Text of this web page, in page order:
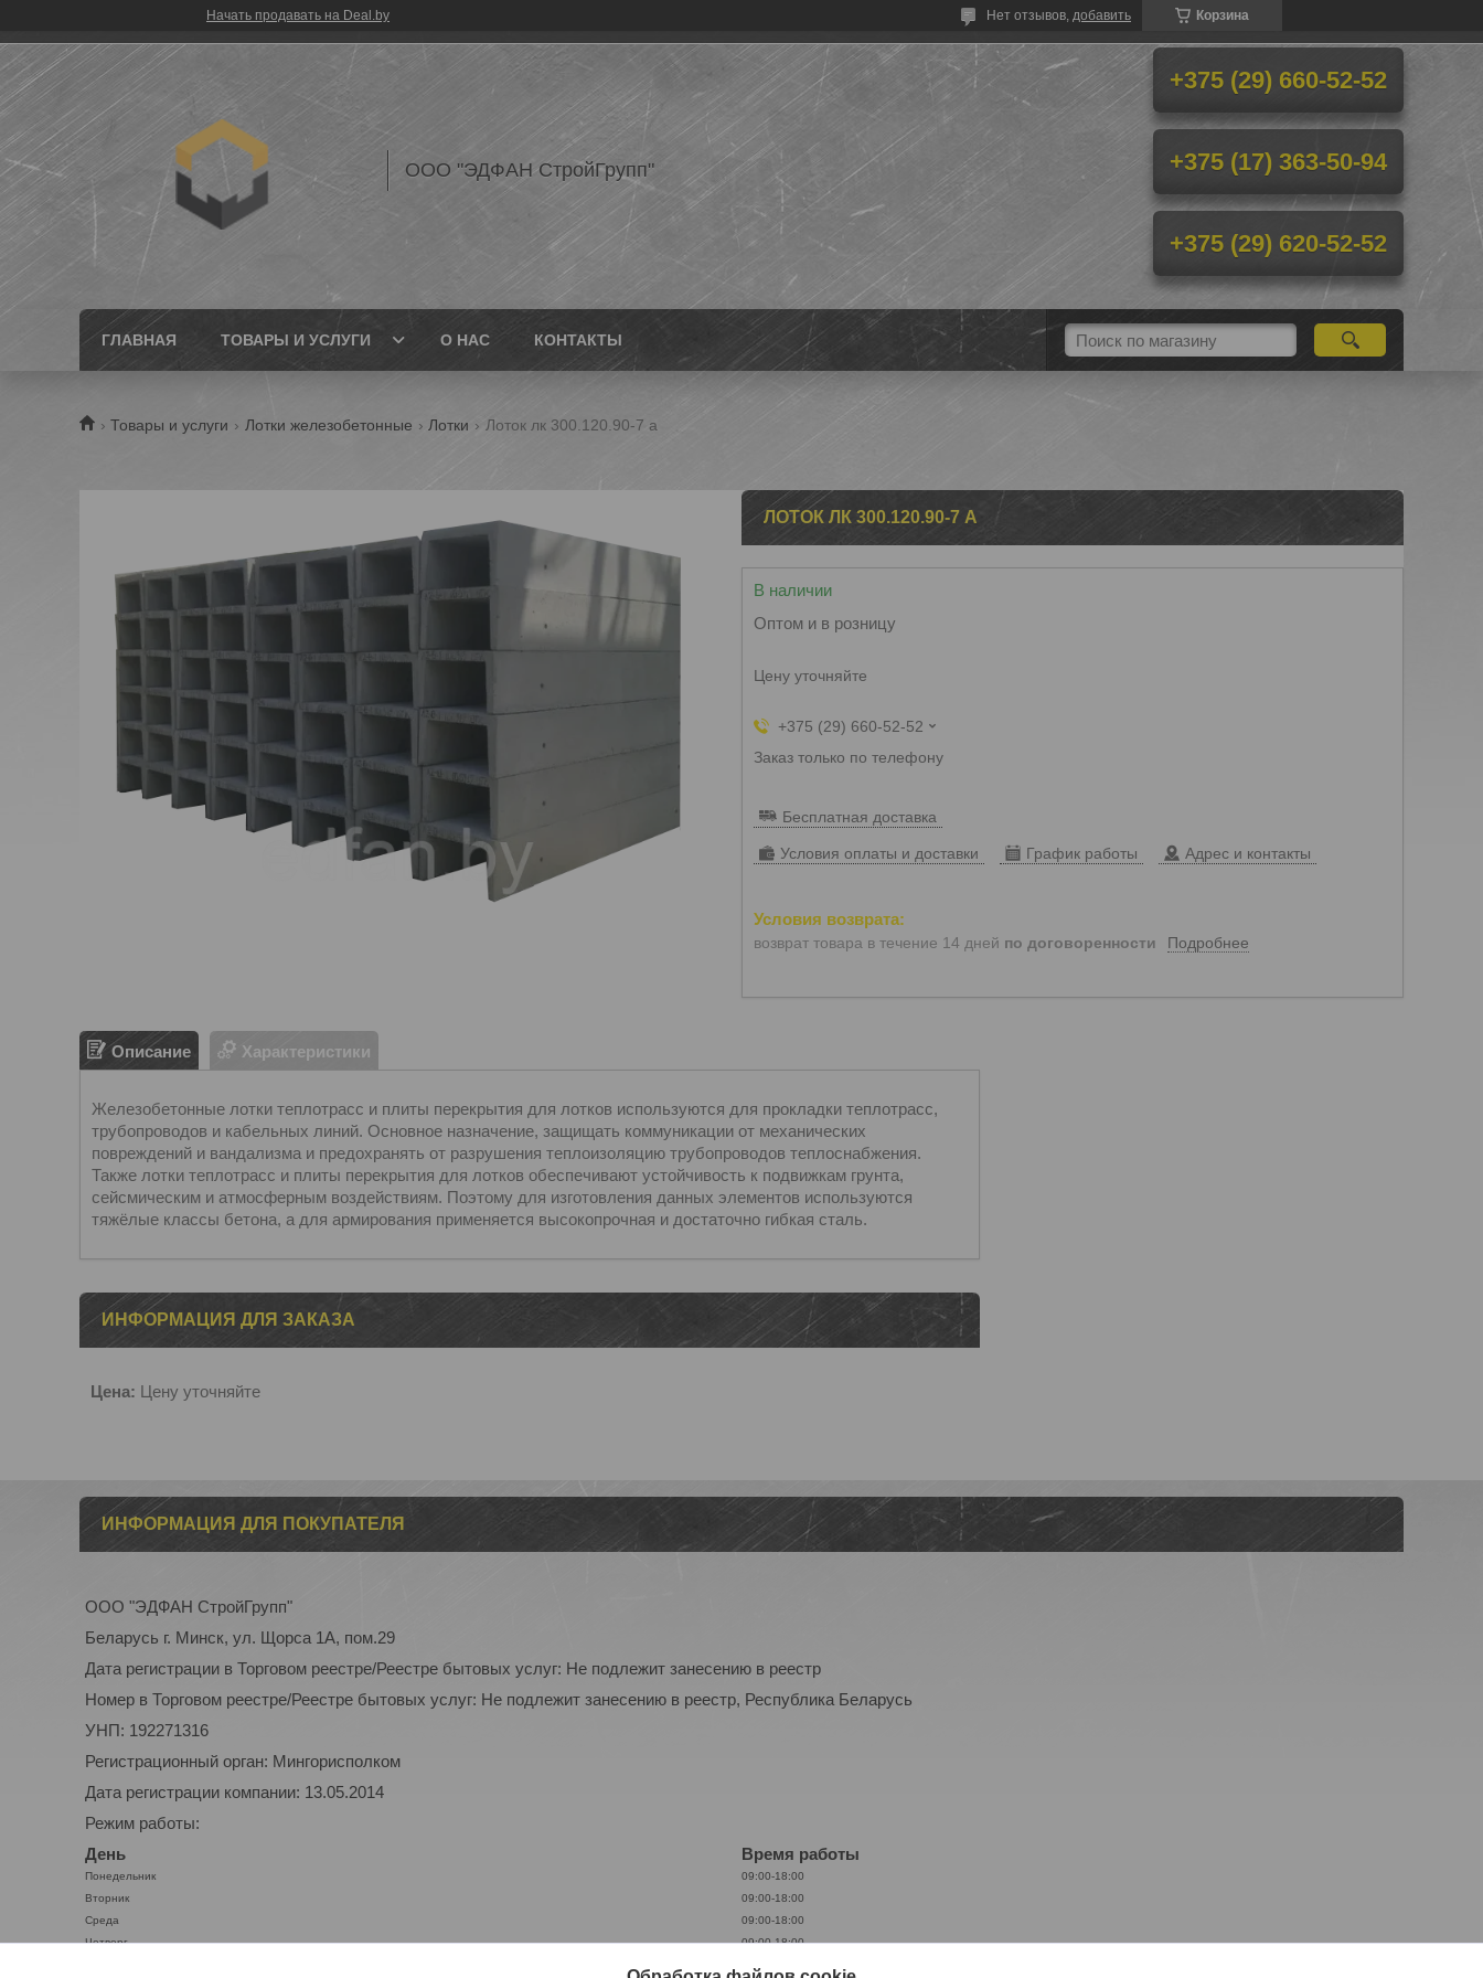
Начать продавать на Deal.by Корзина
Нет отзывов, добавить
ООО "ЭДФАН СтройГрупп"
+375 (29) 660-52-52
+375 (17) 363-50-94
+375 (29) 620-52-52
ГЛАВНАЯ ТОВАРЫ И УСЛУГИ О НАС КОНТАКТЫ
Товары и услуги Лотки железобетонные Лотки Лоток лк 300.120.90-7 а
ЛОТОК ЛК 300.120.90-7 А
В наличии
Оптом и в розницу
Цену уточняйте
+375 (29) 660-52-52
Заказ только по телефону
Бесплатная доставка
Условия оплаты и доставки График работы Адрес и контакты
возврат товара в течение 14 дней по договоренности Подробнее
Описание Характеристики
Железобетонные лотки теплотрасс и плиты перекрытия для лотков используются для прокладки теплотрасс,
трубопроводов и кабельных линий. Основное назначение, защищать коммуникации от механических
повреждений и вандализма и предохранять от разрушения теплоизоляцию трубопроводов теплоснабжения.
Также лотки теплотрасс и плиты перекрытия для лотков обеспечивают устойчивость к подвижкам грунта,
сейсмическим и атмосферным воздействиям. Поэтому для изготовления данных элементов используются
тяжёлые классы бетона, а для армирования применяется высокопрочная и достаточно гибкая сталь.
ИНФОРМАЦИЯ ДЛЯ ЗАКАЗА
Цена: Цену уточняйте
ИНФОРМАЦИЯ ДЛЯ ПОКУПАТЕЛЯ
ООО "ЭДФАН СтройГрупп"
Беларусь г. Минск, ул. Щорса 1А, пом.29
Дата регистрации в Торговом реестре/Реестре бытовых услуг: Не подлежит занесению в реестр
Номер в Торговом реестре/Реестре бытовых услуг: Не подлежит занесению в реестр, Республика Беларусь
УНП: 192271316
Регистрационный орган: Мингорисполком
Дата регистрации компании: 13.05.2014
Режим работы:
День
Время работы
Понедельник
09:00-18:00
Вторник
09:00-18:00
Среда
09:00-18:00
Четверг
09:00-18:00